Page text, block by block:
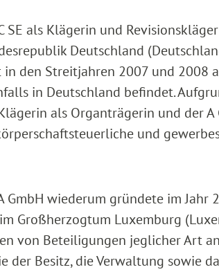
SE als Klägerin und
Deutschland
den Streitjahren 2007 und 2008
in Deutschland befindet.
als Organträgerin und der
und
GmbH wiederum gründete im Jahr
Großherzogtum Luxemburg
von Beteiligungen jeglicher Art
der Besitz, die Verwaltung sowie